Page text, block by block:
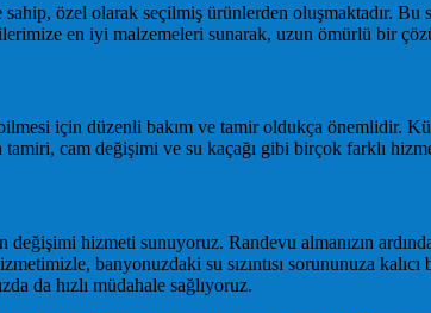
özel olarak seçilmiş ürünlerden oluşmaktadır.
en iyi malzemeleri sunarak, uzun ömürlü bir
için düzenli bakım ve tamir oldukça önemlidir.
cam değişimi ve su kaçağı gibi birçok farklı
hizmeti sunuyoruz. Randevu almanızın
banyonuzdaki su sızıntısı sorununuza
da hızlı müdahale sağlıyoruz.